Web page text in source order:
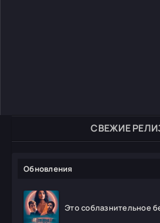
СВЕЖИЕ
Обновления
Это соблазнительное